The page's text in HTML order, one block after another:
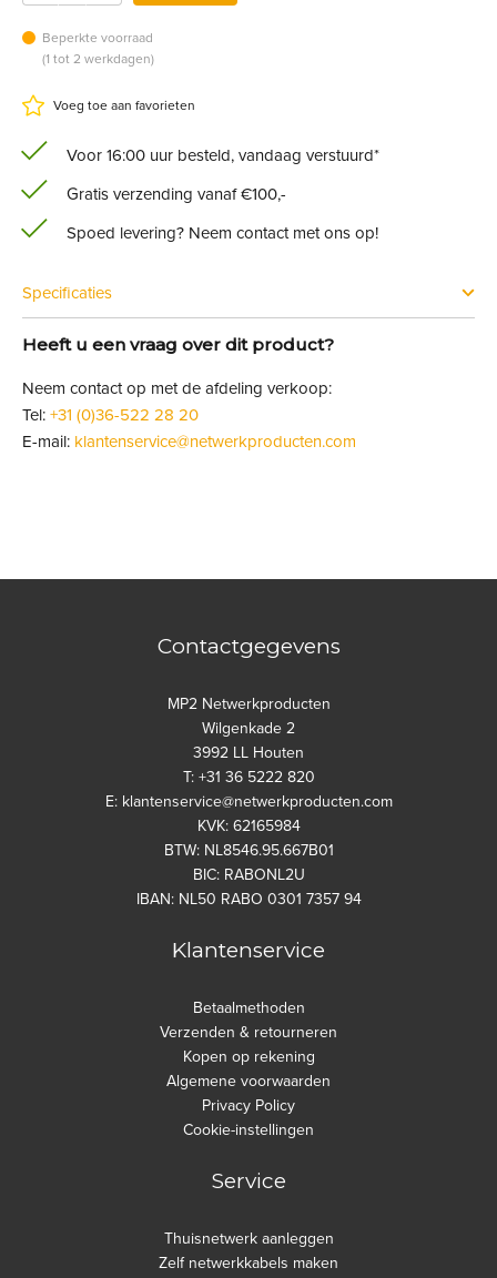
Beperkte voorraad
(1 tot 2 werkdagen)
Voeg toe aan favorieten
Voor 16:00 uur besteld, vandaag verstuurd*
Gratis verzending vanaf €100,-
Spoed levering? Neem contact met ons op!
Specificaties
Heeft u een vraag over dit product?
Neem contact op met de afdeling verkoop:
Tel: +31 (0)36-522 28 20
E-mail: klantenservice@netwerkproducten.com
Contactgegevens
MP2 Netwerkproducten
Wilgenkade 2
3992 LL Houten
T: +31 36 5222 820
E: klantenservice@netwerkproducten.com
KVK: 62165984
BTW: NL8546.95.667B01
BIC: RABONL2U
IBAN: NL50 RABO 0301 7357 94
Klantenservice
Betaalmethoden
Verzenden & retourneren
Kopen op rekening
Algemene voorwaarden
Privacy Policy
Cookie-instellingen
Service
Thuisnetwerk aanleggen
Zelf netwerkkabels maken